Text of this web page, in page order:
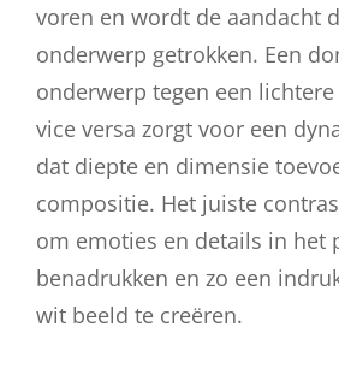
voren en wordt de aandacht
onderwerp getrokken. Een
onderwerp tegen een
vice versa zorgt voor een
dat diepte en dimensie
compositie. Het juiste
om emoties en details in het
benadrukken en zo een
wit beeld te creëren.